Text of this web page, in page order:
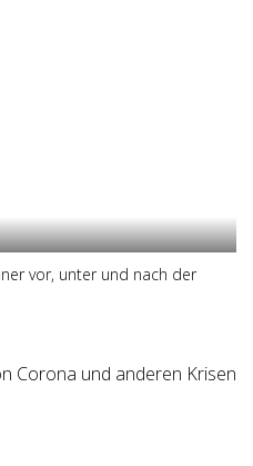
vor, unter und nach der